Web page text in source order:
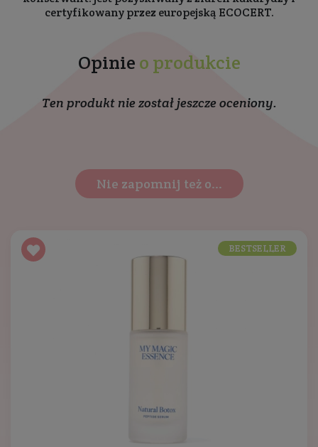
certyfikowany przez europejską ECOCERT.
Opinie o produkcie
Ten produkt nie został jeszcze oceniony.
Nie zapomnij też o...
BESTSELLER